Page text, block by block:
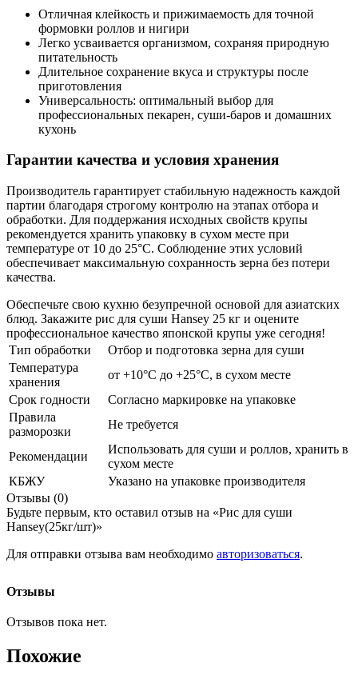
Отличная клейкость и прижимаемость для точной
формовки роллов и нигири
Легко усваивается организмом, сохраняя природную
питательность
Длительное сохранение вкуса и структуры после
приготовления
Универсальность: оптимальный выбор для
профессиональных пекарен, суши-баров и домашних
кухонь
Гарантии качества и условия хранения
Производитель гарантирует стабильную надежность каждой
партии благодаря строгому контролю на этапах отбора и
обработки. Для поддержания исходных свойств крупы
рекомендуется хранить упаковку в сухом месте при
температуре от 10 до 25°C. Соблюдение этих условий
обеспечивает максимальную сохранность зерна без потери
качества.
Обеспечьте свою кухню безупречной основой для азиатских
блюд. Закажите рис для суши Hansey 25 кг и оцените
профессиональное качество японской крупы уже сегодня!
Тип обработки
Отбор и подготовка зерна для суши
Температура
хранения
от +10°C до +25°C, в сухом месте
Срок годности
Согласно маркировке на упаковке
Правила
разморозки
Не требуется
Рекомендации
Использовать для суши и роллов, хранить в
сухом месте
КБЖУ
Указано на упаковке производителя
Отзывы (0)
Отзывы
Отзывов пока нет.
Будьте первым, кто оставил отзыв на «Рис для суши
Hansey(25кг/шт)»
Для отправки отзыва вам необходимо авторизоваться.
Похожие